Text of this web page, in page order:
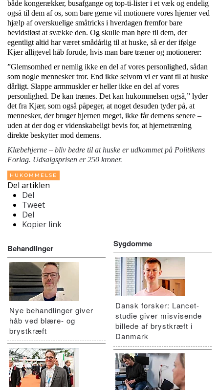
både kongerækker, busafgange og top-ti-lister i et væk og endelig
også til dem af os, som bare gerne vil motionere vores hjerner ved
hjælp af overskuelige småtricks i hverdagen fremfor bare
bevidstløst at svække den. Og skulle man høre til dem, der
egentligt altid har været smådårlig til at huske, så er der ifølge
Kjær alligevel håb forude, hvis man bare træner og motionerer:
”Glemsomhed er nemlig ikke en del af vores personlighed, sådan
som nogle mennesker tror. End ikke selvom vi er vant til at huske
dårligt. Slappe armmuskler er heller ikke en del af vores
personlighed. De kan trænes. Det kan hukommelsen også,” lyder
det fra Kjær, som også påpeger, at noget desuden tyder på, at
mennesker, der bruger hjernen meget, ikke får demens senere –
uden at der dog er videnskabeligt bevis for, at hjernetræning
direkte beskytter mod demens.
Klæbehjerne – bliv bedre til at huske er udkommet på Politikens
Forlag. Udsalgsprisen er 250 kroner.
HUKOMMELSE
Del artiklen
Del
Tweet
Del
Kopier link
Behandlinger
Nye behandlinger giver
håb ved blære- og
brystkræft
Sygdomme
Dansk forsker: Lancet-
studie giver misvisende
billede af brystkræft i
Danmark